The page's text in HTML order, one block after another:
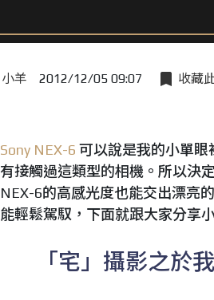
小羊 2012/12/05 09:07 收藏
Sony NEX-6 可以說是我的小單
有接觸過這類型的相機。所以決
NEX-6的高感光度也能交出漂亮
能輕鬆駕馭，下面就跟大家分享
「宅」攝影之於我